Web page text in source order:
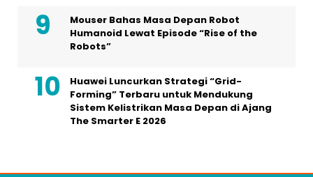
Mouser Bahas Masa Depan Robot
Humanoid Lewat Episode “Rise of the
Robots”
Huawei Luncurkan Strategi “Grid-
Forming” Terbaru untuk Mendukung
Sistem Kelistrikan Masa Depan di Ajang
The Smarter E 2026